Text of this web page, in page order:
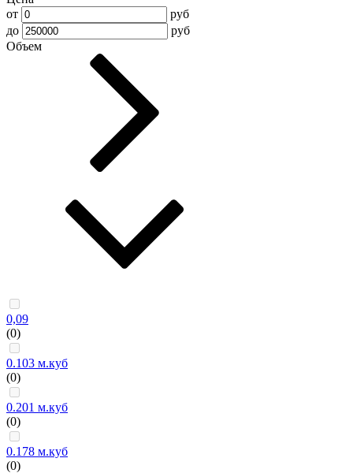
от
руб
до
руб
Объем
0,09
(0)
0.103 м.куб
(0)
0.201 м.куб
(0)
0.178 м.куб
(0)